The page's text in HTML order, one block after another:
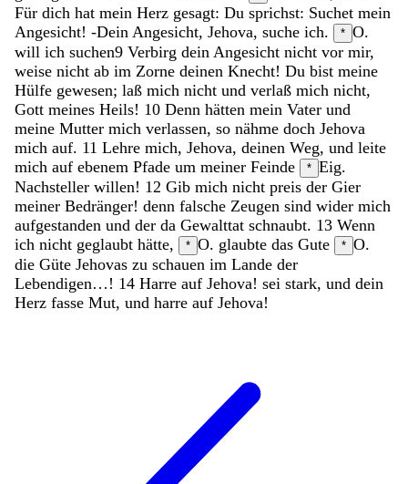
Für dich hat mein Herz gesagt: Du sprichst: Suchet mein
Angesicht! -Dein Angesicht, Jehova, suche ich. * O.
will ich suchen9 Verbirg dein Angesicht nicht vor mir,
weise nicht ab im Zorne deinen Knecht! Du bist meine
Hülfe gewesen; laß mich nicht und verlaß mich nicht,
Gott meines Heils! 10 Denn hätten mein Vater und
meine Mutter mich verlassen, so nähme doch Jehova
mich auf. 11 Lehre mich, Jehova, deinen Weg, und leite
mich auf ebenem Pfade um meiner Feinde * Eig.
Nachsteller willen! 12 Gib mich nicht preis der Gier
meiner Bedränger! denn falsche Zeugen sind wider mich
aufgestanden und der da Gewalttat schnaubt. 13 Wenn
ich nicht geglaubt hätte, * O. glaubte das Gute * O.
die Güte Jehovas zu schauen im Lande der
Lebendigen… ! 14 Harre auf Jehova! sei stark, und dein
Herz fasse Mut, und harre auf Jehova!